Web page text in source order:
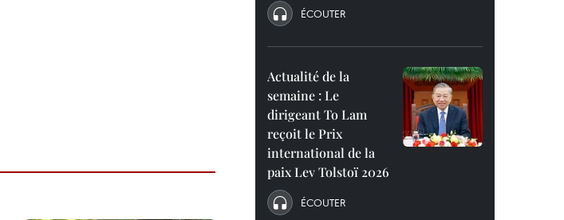
ÉCOUTER
Actualité de la
semaine : Le
dirigeant To Lam
reçoit le Prix
international de la
paix Lev Tolstoï 2026
ÉCOUTER